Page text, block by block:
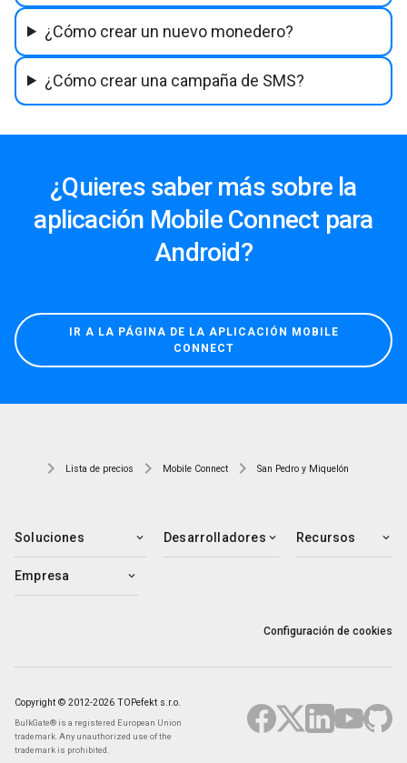
¿Cómo crear un nuevo monedero?
¿Cómo crear una campaña de SMS?
¿Quieres saber más sobre la
aplicación Mobile Connect para
Android?
IR A LA PÁGINA DE LA APLICACIÓN MOBILE
CONNECT
Lista de precios Mobile Connect San Pedro y Miquelón
Soluciones Desarrolladores Recursos
Empresa
Configuración de cookies
Copyright © 2012-2026 TOPefekt s.r.o.
BulkGate® is a registered European Union
trademark. Any unauthorized use of the
trademark is prohibited.